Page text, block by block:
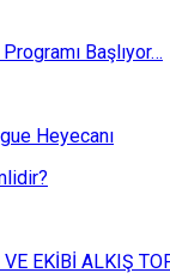
Başlıyor…
Heyecanı
EKİBİ ALKIŞ